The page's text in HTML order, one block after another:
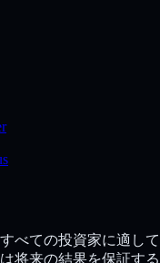
べての投資家に適し
将来の結果を保証す